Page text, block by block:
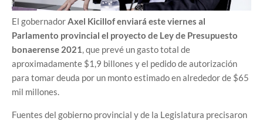
El gobernadorAxel Kicillof enviará este viernes al
Parlamento provincial el proyecto de Ley de Presupuesto
bonaerense 2021, que prevé un gasto total de
aproximadamente $1,9 billones y el pedido de autorización
para tomar deuda por un monto estimado en alrededor de $65
mil millones.
Fuentes del gobierno provincial y de la Legislatura precisaron